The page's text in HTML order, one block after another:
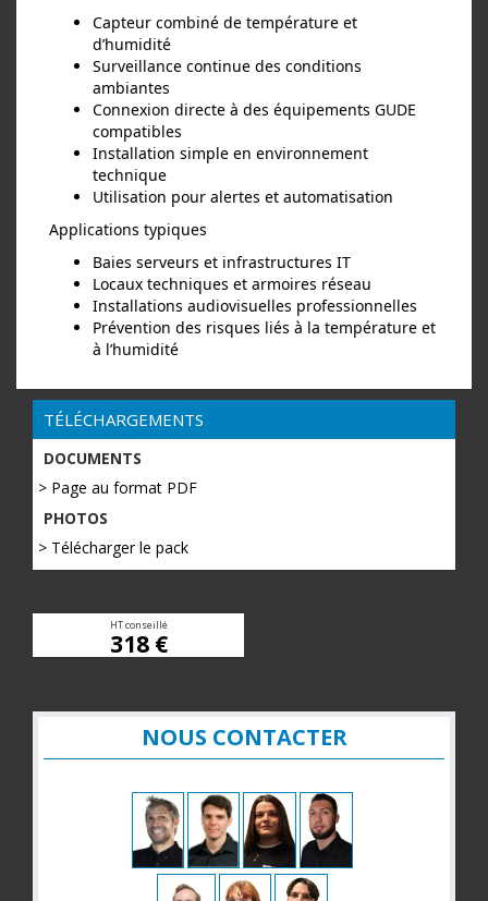
Capteur combiné de température et
d’humidité
Surveillance continue des conditions
ambiantes
Connexion directe à des équipements GUDE
compatibles
Installation simple en environnement
technique
Utilisation pour alertes et automatisation
Applications typiques
Baies serveurs et infrastructures IT
Locaux techniques et armoires réseau
Installations audiovisuelles professionnelles
Prévention des risques liés à la température et
à l’humidité
TÉLÉCHARGEMENTS
DOCUMENTS
> Page au format PDF
PHOTOS
> Télécharger le pack
HT conseillé
318 €
NOUS CONTACTER